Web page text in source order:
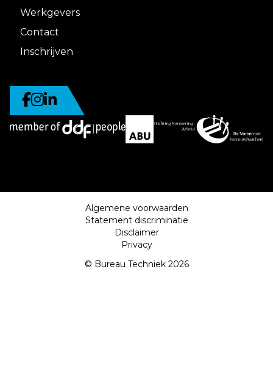
Werkgevers
Contact
Inschrijven
Algemene voorwaarden
Statement discriminatie
Disclaimer
Privacy
© Bureau Techniek 2026